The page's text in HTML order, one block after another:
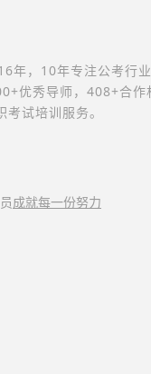
年，10年专注公考行
优秀导师，408+合作
试培训服务。
成就每一份努力